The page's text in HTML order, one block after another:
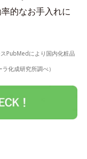
的なお手入れに
PubMedにより国内化粧品
化成研究所調べ）